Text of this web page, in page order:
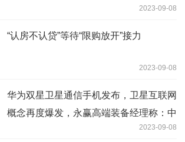
2023-09-08
“认房不认贷”等待“限购放开”接力
2023-09-08
华为双星卫星通信手机发布，卫星互联网
概念再度爆发，永赢高端装备经理称：中
国星网建设加速，期待真正的“星辰大海”
2023-09-08